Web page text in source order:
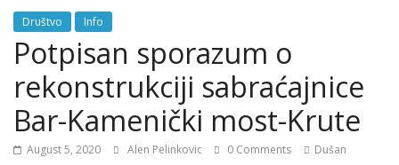
Društvo Info
Potpisan sporazum o
rekonstrukciji sabraćajnice
Bar-Kamenički most-Krute
August 5, 2020 Alen Pelinkovic 0 Comments
Dušan